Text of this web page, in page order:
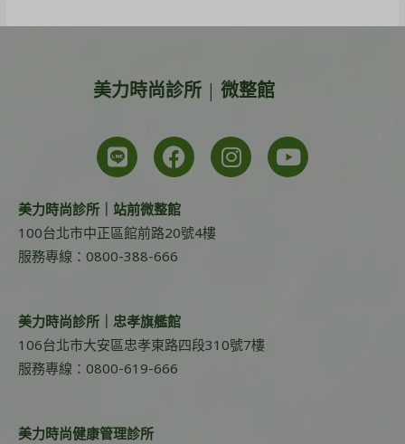
美力時尚診所 | 微整館
美力時尚診所｜站前微整館
100台北市中正區館前路20號4樓
服務專線：0800-388-666
美力時尚診所｜忠孝旗艦館
106台北市大安區忠孝東路四段310號7樓
服務專線：0800-619-666
美力時尚健康管理診所